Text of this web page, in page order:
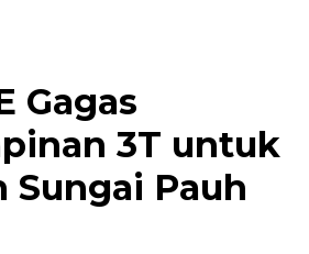
Gagas
3T untuk
Sungai Pauh